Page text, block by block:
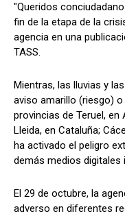
"Queridos
fin de la etapa de la
agencia en una
TASS.
Mientras, las lluvias y
aviso amarillo (riesgo)
provincias de Teruel, en
Lleida, en Cataluña;
ha activado el peligro
demás medios digitales
El 29 de octubre, la
adverso en diferentes